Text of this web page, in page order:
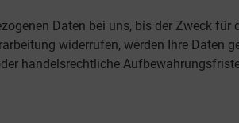
Daten bei uns, bis der Zweck für
widerrufen, werden Ihre Daten
handelsrechtliche